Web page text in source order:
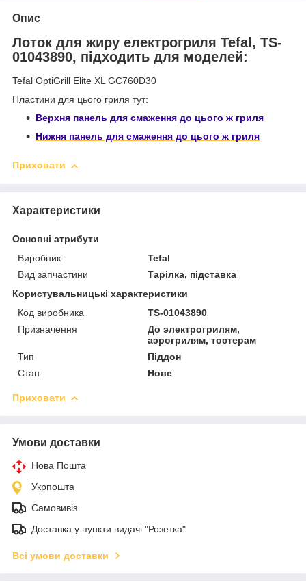
Опис
Лоток для жиру електрогриля Tefal, TS-
01043890, підходить для моделей:
Tefal OptiGrill Elite XL GC760D30
Пластини для цього гриля тут:
Верхня панель для смаження до цього ж гриля
Нижня панель для смаження до цього ж гриля
Приховати
Характеристики
Основні атрибути
Виробник
Tefal
Вид запчастини
Тарілка, підставка
Користувальницькі характеристики
Код виробника
TS-01043890
Призначення
До электрогрилям,
аэрогрилям, тостерам
Тип
Піддон
Стан
Нове
Приховати
Умови доставки
Нова Пошта
Укрпошта
Самовивіз
Доставка у пункти видачі "Розетка"
Всі умови доставки